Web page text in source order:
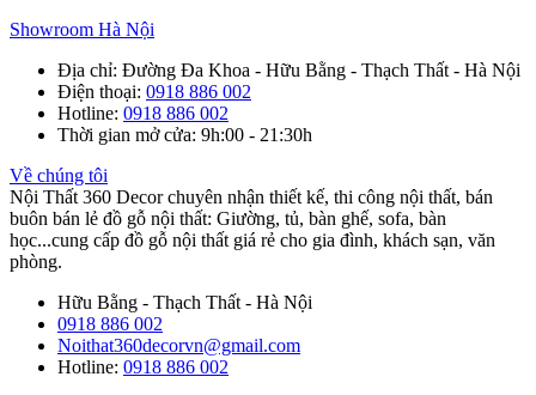
Showroom Hà Nội
Địa chỉ: Đường Đa Khoa - Hữu Bằng - Thạch Thất - Hà Nội
Điện thoại: 0918 886 002
Hotline: 0918 886 002
Thời gian mở cửa: 9h:00 - 21:30h
Về chúng tôi
Nội Thất 360 Decor chuyên nhận thiết kế, thi công nội thất, bán
buôn bán lẻ đồ gỗ nội thất: Giường, tủ, bàn ghế, sofa, bàn
học...cung cấp đồ gỗ nội thất giá rẻ cho gia đình, khách sạn, văn
phòng.
Hữu Bằng - Thạch Thất - Hà Nội
0918 886 002
Noithat360decorvn@gmail.com
Hotline: 0918 886 002